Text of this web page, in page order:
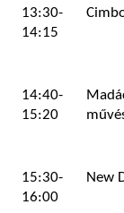
13:30-
14:15
14:40-
15:20
15:30-
16:00
New